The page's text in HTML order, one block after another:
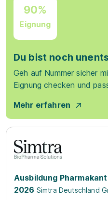
90%
Eignung
Du bist noch
Geh auf Nummer sicher
Eignung checken und
Mehr erfahren
Ausbildung
2026 Simtra Deutschland